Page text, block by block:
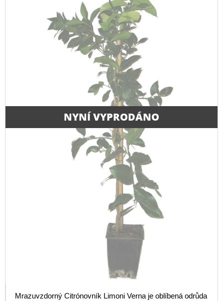
NYNÍ VYPRODÁNO
Mrazuvzdorný Citrónovník Limoni Verna je oblíbená odrůda